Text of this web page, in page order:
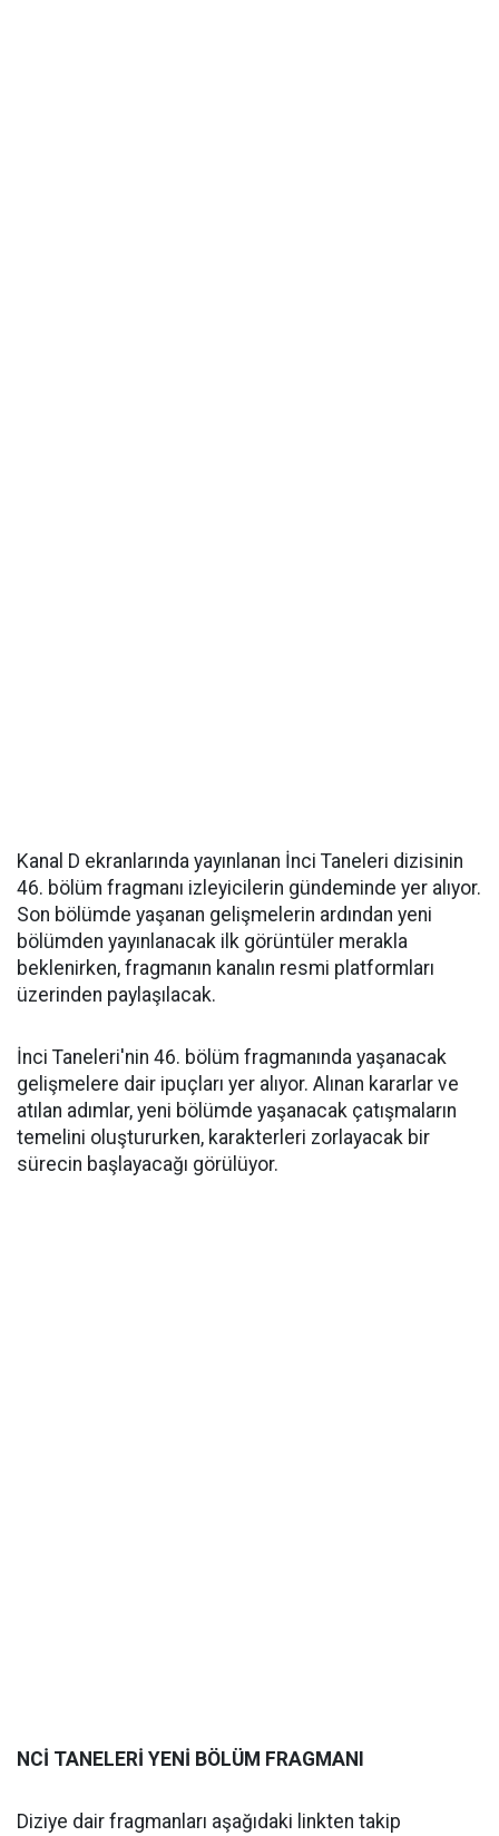
Kanal D ekranlarında yayınlanan İnci Taneleri dizisinin
46. bölüm fragmanı izleyicilerin gündeminde yer alıyor.
Son bölümde yaşanan gelişmelerin ardından yeni
bölümden yayınlanacak ilk görüntüler merakla
beklenirken, fragmanın kanalın resmi platformları
üzerinden paylaşılacak.
İnci Taneleri'nin 46. bölüm fragmanında yaşanacak
gelişmelere dair ipuçları yer alıyor. Alınan kararlar ve
atılan adımlar, yeni bölümde yaşanacak çatışmaların
temelini oluştururken, karakterleri zorlayacak bir
sürecin başlayacağı görülüyor.
NCİ TANELERİ YENİ BÖLÜM FRAGMANI
Diziye dair fragmanları aşağıdaki linkten takip